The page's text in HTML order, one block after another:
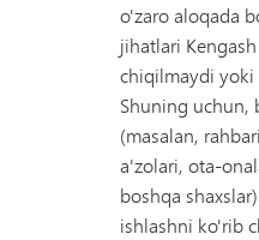
o'zaro aloqada
jihatlari
chiqilmaydi
Shuning uchun,
(masalan,
a'zolari, ota-
boshqa
ishlashni ko'rib